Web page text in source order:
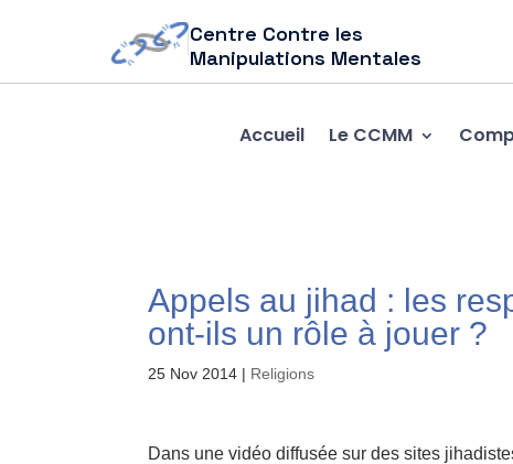
Centre Contre les
Manipulations Mentales
Accueil Le CCMM
Appels au jihad : les
ont-ils un rôle à jouer ?
25 Nov 2014 | Religions
Dans une vidéo diffusée sur des sites